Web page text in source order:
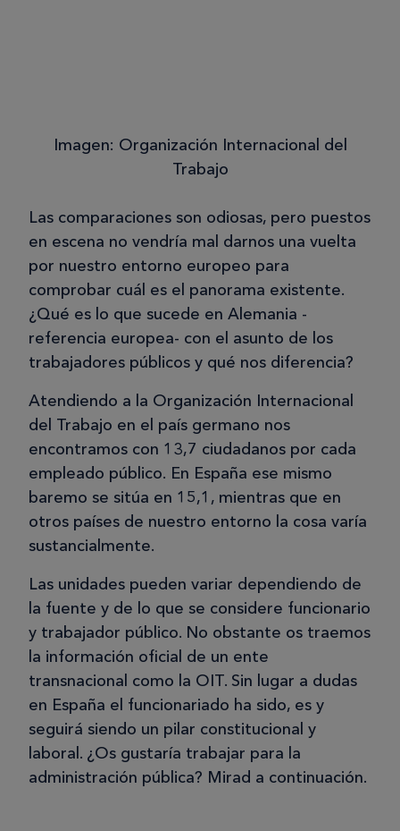
Imagen: Organización Internacional del
Trabajo
Las comparaciones son odiosas, pero puestos
en escena no vendría mal darnos una vuelta
por nuestro entorno europeo para
comprobar cuál es el panorama existente.
¿Qué es lo que sucede en Alemania -
referencia europea- con el asunto de los
trabajadores públicos y qué nos diferencia?
Atendiendo a la Organización Internacional
del Trabajo en el país germano nos
encontramos con 13,7 ciudadanos por cada
empleado público. En España ese mismo
baremo se sitúa en 15,1, mientras que en
otros países de nuestro entorno la cosa varía
sustancialmente.
Las unidades pueden variar dependiendo de
la fuente y de lo que se considere funcionario
y trabajador público. No obstante os traemos
la información oficial de un ente
transnacional como la OIT. Sin lugar a dudas
en España el funcionariado ha sido, es y
seguirá siendo un pilar constitucional y
laboral. ¿Os gustaría trabajar para la
administración pública? Mirad a continuación.